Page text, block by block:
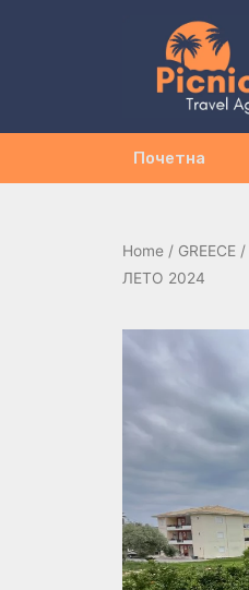
Почетна
Home / GREECE /
ЛЕТО 2024